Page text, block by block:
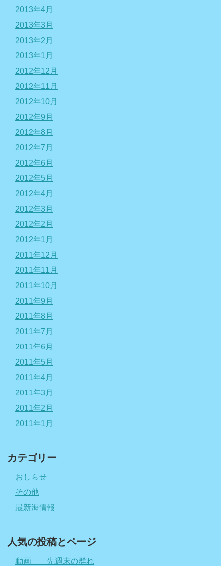
2013年4月
2013年3月
2013年2月
2013年1月
2012年12月
2012年11月
2012年10月
2012年9月
2012年8月
2012年7月
2012年6月
2012年5月
2012年4月
2012年3月
2012年2月
2012年1月
2011年12月
2011年11月
2011年10月
2011年9月
2011年8月
2011年7月
2011年6月
2011年5月
2011年4月
2011年3月
2011年2月
2011年1月
カテゴリー
おしらせ
その他
最新海情報
人気の投稿とページ
動画 先週末の群れ